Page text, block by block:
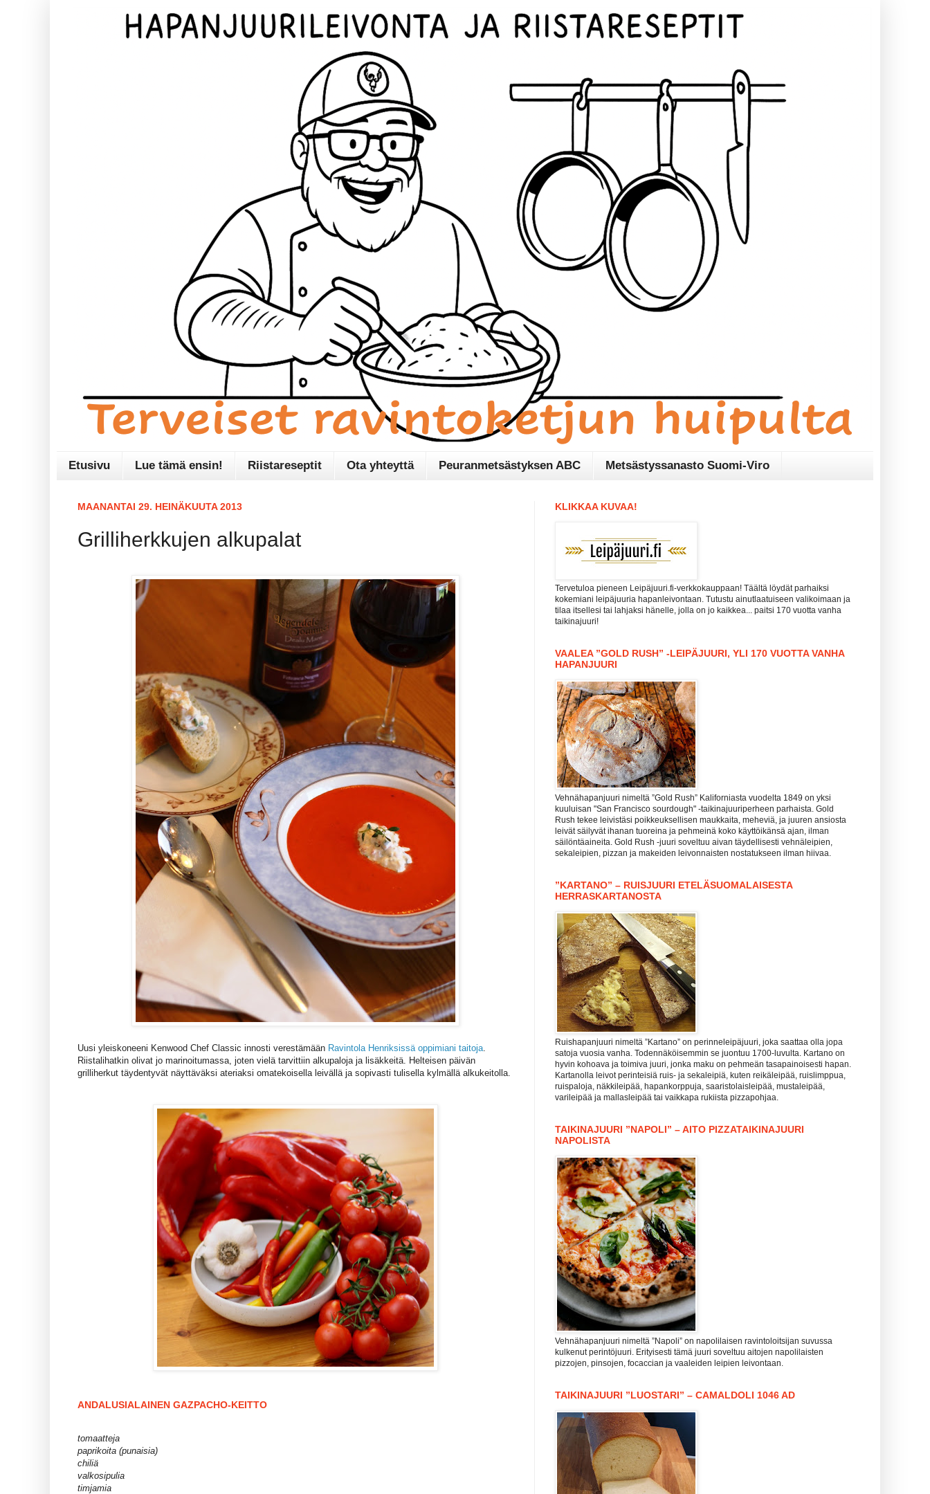
Etusivu Lue tämä ensin! Riistareseptit Ota yhteyttä Peuranmetsästyksen ABC Metsästyssanasto Suomi-Viro
MAANANTAI 29. HEINÄKUUTA 2013
Grilliherkkujen alkupalat
Uusi yleiskoneeni Kenwood Chef Classic innosti verestämään Ravintola Henriksissä oppimiani taitoja.
Riistalihatkin olivat jo marinoitumassa, joten vielä tarvittiin alkupaloja ja lisäkkeitä. Helteisen päivän
grilliherkut täydentyvät näyttäväksi ateriaksi omatekoisella leivällä ja sopivasti tulisella kylmällä alkukeitolla.
ANDALUSIALAINEN GAZPACHO-KEITTO
tomaatteja
paprikoita (punaisia)
chiliä
valkosipulia
timjamia
KLIKKAA KUVAA!
Tervetuloa pieneen Leipäjuuri.fi-verkkokauppaan! Täältä löydät parhaiksi
kokemiani leipäjuuria hapanleivontaan. Tutustu ainutlaatuiseen valikoimaan ja
tilaa itsellesi tai lahjaksi hänelle, jolla on jo kaikkea... paitsi 170 vuotta vanha
taikinajuuri!
VAALEA ”GOLD RUSH” -LEIPÄJUURI, YLI 170 VUOTTA VANHA
HAPANJUURI
Vehnähapanjuuri nimeltä ”Gold Rush” Kaliforniasta vuodelta 1849 on yksi
kuuluisan "San Francisco sourdough" -taikinajuuriperheen parhaista. Gold
Rush tekee leivistäsi poikkeuksellisen maukkaita, meheviä, ja juuren ansiosta
leivät säilyvät ihanan tuoreina ja pehmeinä koko käyttöikänsä ajan, ilman
säilöntäaineita. Gold Rush -juuri soveltuu aivan täydellisesti vehnäleipien,
sekaleipien, pizzan ja makeiden leivonnaisten nostatukseen ilman hiivaa.
”KARTANO” – RUISJUURI ETELÄSUOMALAISESTA
HERRASKARTANOSTA
Ruishapanjuuri nimeltä ”Kartano” on perinneleipäjuuri, joka saattaa olla jopa
satoja vuosia vanha. Todennäköisemmin se juontuu 1700-luvulta. Kartano on
hyvin kohoava ja toimiva juuri, jonka maku on pehmeän tasapainoisesti hapan.
Kartanolla leivot perinteisiä ruis- ja sekaleipiä, kuten reikäleipää, ruislimppua,
ruispaloja, näkkileipää, hapankorppuja, saaristolaisleipää, mustaleipää,
varileipää ja mallasleipää tai vaikkapa rukiista pizzapohjaa.
TAIKINAJUURI ”NAPOLI” – AITO PIZZATAIKINAJUURI
NAPOLISTA
Vehnähapanjuuri nimeltä ”Napoli” on napolilaisen ravintoloitsijan suvussa
kulkenut perintöjuuri. Erityisesti tämä juuri soveltuu aitojen napolilaisten
pizzojen, pinsojen, focaccian ja vaaleiden leipien leivontaan.
TAIKINAJUURI ”LUOSTARI” – CAMALDOLI 1046 AD